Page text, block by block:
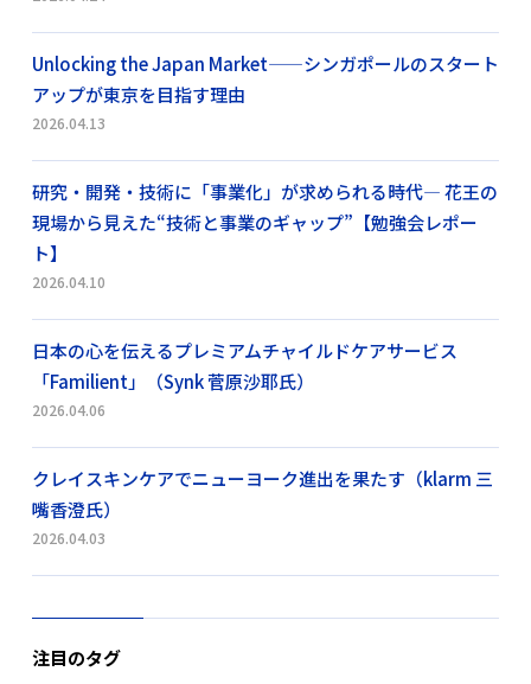
Unlocking the Japan Market——シンガポールのスタート
アップが東京を目指す理由
2026.04.13
研究・開発・技術に「事業化」が求められる時代― 花王の
現場から見えた“技術と事業のギャップ”【勉強会レポー
ト】
2026.04.10
日本の心を伝えるプレミアムチャイルドケアサービス
「Familient」（Synk 菅原沙耶氏）
2026.04.06
クレイスキンケアでニューヨーク進出を果たす（klarm 三
嘴香澄氏）
2026.04.03
注目のタグ